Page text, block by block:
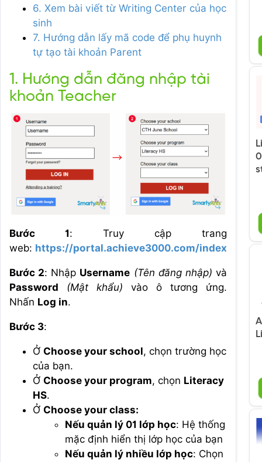
6. Xem bài viết từ Writing Center của học
sinh
7. Hướng dẫn lấy mã code để phụ huynh
tự tạo tài khoản Parent
1. Hướng dẫn đăng nhập tài
khoản Teacher
Bước 1: Truy cập trang
web: https://portal.achieve3000.com/index
Bước 2: Nhập Username (Tên đăng nhập) và
Password
(Mật khẩu) vào ô tương ứng.
Nhấn Log in.
Bước 3:
Ở Choose your school, chọn trường học
của bạn.
Ở Choose your program, chọn Literacy
HS.
Ở Choose your class:
Nếu quản lý 01 lớp học: Hệ thống
mặc định hiển thị lớp học của bạn
Nếu quản lý nhiều lớp học: Chọn